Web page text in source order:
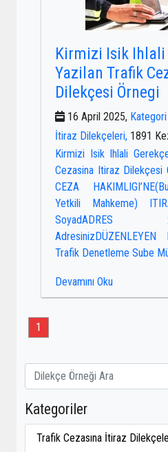
Kirmizi Isik Ihlali
Yazilan Trafik
Dilekçesi Örnegi
16 April 2025,
İtiraz Dilekçeleri, 1891
Kirmizi Isik Ihlali
Cezasina Itiraz Dilekçesi
CEZA
Yetkili Mahkeme)
Trafik Denetleme Sube
Devamını Oku
1
Kategoriler
Trafik Cezasına İtiraz